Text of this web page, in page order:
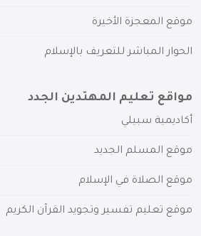
موقع المعجزة الأخيرة
الحوار المباشر للتعريف بالإسلام
مواقع تعليم المهتدين الجدد
أكاديمية سبيلي
موقع المسلم الجديد
موقع الصلاة في الإسلام
موقع تعليم تفسير وتجويد القرآن الكريم